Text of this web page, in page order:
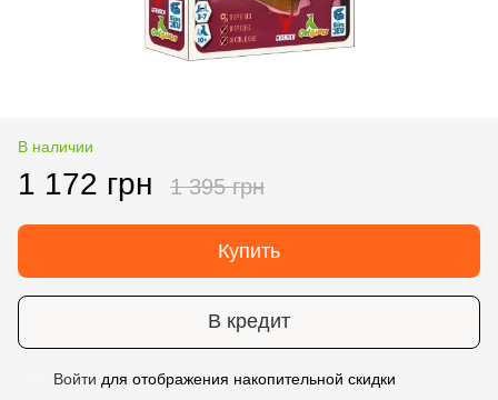
В наличии
1 172 грн 1 395 грн
Купить
В кредит
Войти для отображения накопительной скидки